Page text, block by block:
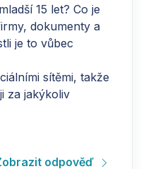
15 let? Co je
dokumenty a
je to vůbec
sítěmi, takže
za jakýkoliv
odpověď